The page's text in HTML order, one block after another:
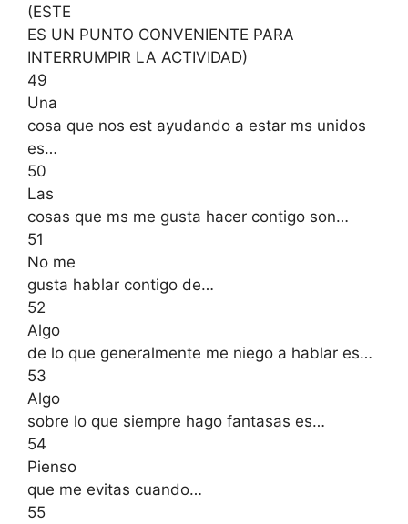
(ESTE
ES UN PUNTO CONVENIENTE PARA
INTERRUMPIR LA ACTIVIDAD)
49
Una
cosa que nos est ayudando a estar ms unidos
es…
50
Las
cosas que ms me gusta hacer contigo son…
51
No me
gusta hablar contigo de…
52
Algo
de lo que generalmente me niego a hablar es…
53
Algo
sobre lo que siempre hago fantasas es…
54
Pienso
que me evitas cuando…
55